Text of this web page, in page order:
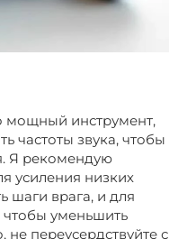
мощный инструмент,
частоты звука, чтобы
Я рекомендую
усиления низких
шаги врага, и для
чтобы уменьшить
не переусердствуйте с